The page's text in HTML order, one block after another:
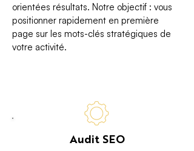
orientées résultats. Notre objectif : vous
positionner rapidement en première
page sur les mots-clés stratégiques de
votre activité.
Audit SEO